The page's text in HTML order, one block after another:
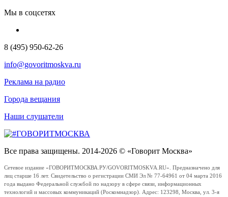
Мы в соцсетях
8 (495) 950-62-26
info@govoritmoskva.ru
Реклама на радио
Города вещания
Наши слушатели
Все права защищены. 2014-2026 © «Говорит Москва»
Сетевое издание «ГОВОРИТМОСКВА.РУ/GOVORITMOSKVA.RU». Предназначено для
лиц старше 16 лет. Свидетельство о регистрации СМИ Эл № 77-64961 от 04 марта 2016
года выдано Федеральной службой по надзору в сфере связи, информационных
технологий и массовых коммуникаций (Роскомнадзор). Адрес: 123298, Москва, ул. 3-я